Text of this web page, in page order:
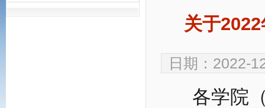
关于
日期：2022-
各学院